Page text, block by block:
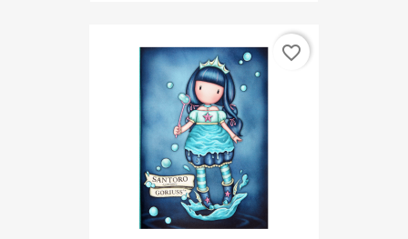
favorite_border